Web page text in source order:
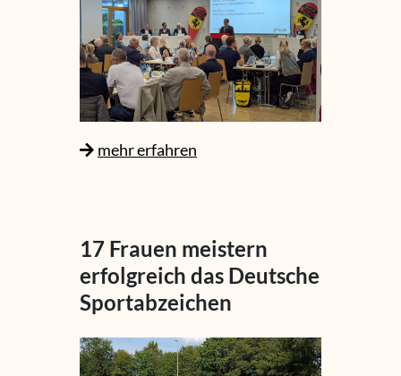
mehr erfahren
17 Frauen meistern
erfolgreich das Deutsche
Sportabzeichen